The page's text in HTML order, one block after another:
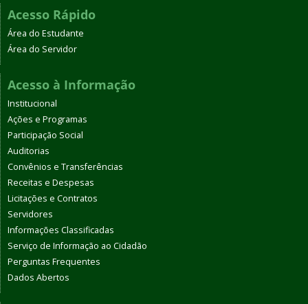
Acesso Rápido
Área do Estudante
Área do Servidor
Acesso à Informação
Institucional
Ações e Programas
Participação Social
Auditorias
Convênios e Transferências
Receitas e Despesas
Licitações e Contratos
Servidores
Informações Classificadas
Serviço de Informação ao Cidadão
Perguntas Frequentes
Dados Abertos